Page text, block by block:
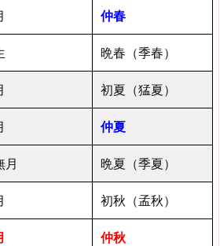
仲春
晩春（季春）
初夏（猛夏）
仲夏
月 晩夏（季夏）
初秋（孟秋）
仲秋